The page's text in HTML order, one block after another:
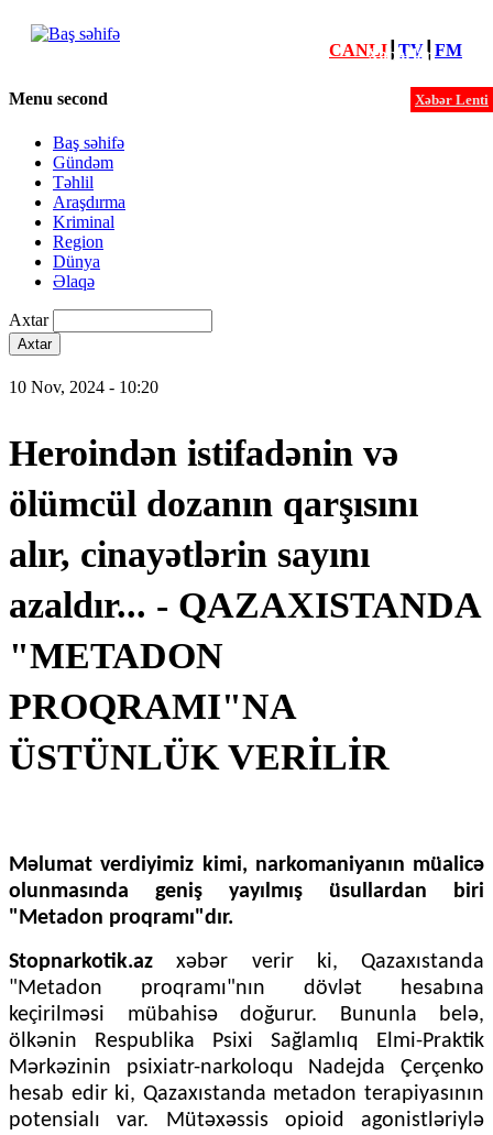
Xəbərlər
Xəbər Lenti
CANLI┃ TV┃ FM
Menu second
Baş səhifə
Gündəm
Təhlil
Araşdırma
Kriminal
Region
Dünya
Əlaqə
Axtar
10 Nov, 2024 - 10:20
Heroindən istifadənin və
ölümcül dozanın qarşısını
alır, cinayətlərin sayını
azaldır... - QAZAXISTANDA
"METADON
PROQRAMI"NA
ÜSTÜNLÜK VERİLİR
Məlumat verdiyimiz kimi, narkomaniyanın müalicə
olunmasında geniş yayılmış üsullardan biri
"Metadon proqramı"dır.
Stopnarkotik.az xəbər verir ki, Qazaxıstanda
"Metadon proqramı"nın dövlət hesabına
keçirilməsi mübahisə doğurur. Bununla belə,
ölkənin Respublika Psixi Sağlamlıq Elmi-Praktik
Mərkəzinin psixiatr-narkoloqu Nadejda Çerçenko
hesab edir ki, Qazaxıstanda metadon terapiyasının
potensialı var. Mütəxəssis opioid agonistləriylə